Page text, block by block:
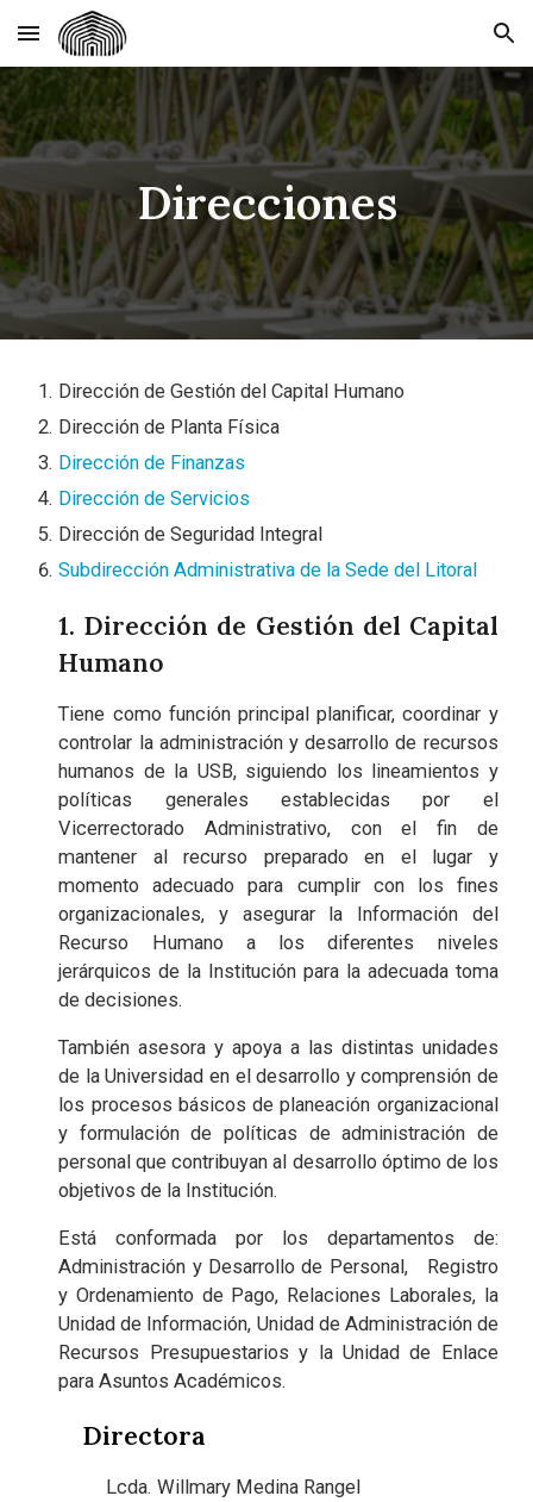
Skip to main content Skip to navigation
Direcciones
Dirección de Gestión del Capital Humano
Dirección de Planta Física
Dirección de Finanzas
Dirección de Servicios
Dirección de Seguridad Integral
Subdirección Administrativa de la Sede del Litoral
1. Dirección de Gestión del Capital
Humano
Tiene como función principal planificar, coordinar y
controlar la administración y desarrollo de recursos
humanos de la USB, siguiendo los lineamientos y
políticas generales establecidas por el
Vicerrectorado Administrativo, con el fin de
mantener al recurso preparado en el lugar y
momento adecuado para cumplir con los fines
organizacionales, y asegurar la Información del
Recurso Humano a los diferentes niveles
jerárquicos de la Institución para la adecuada toma
de decisiones.
También asesora y apoya a las distintas unidades
de la Universidad en el desarrollo y comprensión de
los procesos básicos de planeación organizacional
y formulación de políticas de administración de
personal que contribuyan al desarrollo óptimo de los
objetivos de la Institución.
Está conformada por los departamentos de:
Administración y Desarrollo de Personal, Registro
y Ordenamiento de Pago, Relaciones Laborales, la
Unidad de Información, Unidad de Administración de
Recursos Presupuestarios y la Unidad de Enlace
para Asuntos Académicos.
Directora
Lcda. Willmary Medina Rangel